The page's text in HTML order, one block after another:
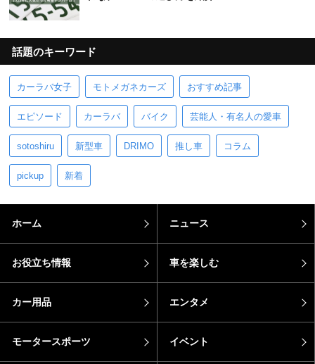
話題のキーワード
カーラバ女子 モトメガネカーズ おすすめ記事
エピソード カーラバ バイク 芸能人・有名人の愛車
sotoshiru 新型車 DRIMO 推し車 コラム
pickup 新着
ホーム ニュース
お役立ち情報 車を楽しむ
カー用品 エンタメ
モータースポーツ イベント